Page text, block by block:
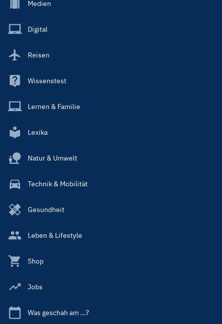
Footer
Main
Medien
Digital
Reisen
Wissenstest
Lernen & Familie
Lexika
Natur & Umwelt
Technik & Mobilität
Gesundheit
Leben & Lifestyle
Shop
Jobs
Was geschah am ...?